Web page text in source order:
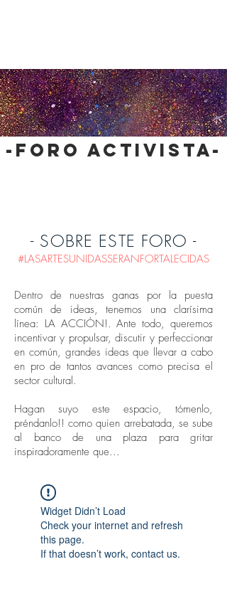
-foro activista-
- SOBRE ESTE FORO -
#LASARTESUNIDASSERANFORTALECIDAS
Dentro de nuestras ganas por la puesta
común de ideas, tenemos una clarísima
línea: LA ACCIÓN!. Ante todo, queremos
incentivar y propulsar, discutir y perfeccionar
en común, grandes ideas que llevar a cabo
en pro de tantos avances como precisa el
sector cultural.
Hagan suyo este espacio, tómenlo,
préndanlo!! como quien arrebatada, se sube
al banco de una plaza para gritar
inspiradoramente que...
Widget Didn’t Load
Check your internet and refresh
this page.
If that doesn’t work, contact us.